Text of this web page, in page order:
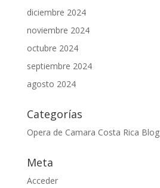
diciembre 2024
noviembre 2024
octubre 2024
septiembre 2024
agosto 2024
Categorías
Opera de Camara Costa Rica Blog
Meta
Acceder